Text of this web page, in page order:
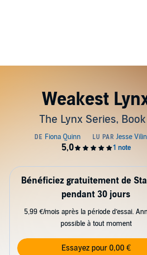
Weakest
The Lynx Series, Book
Bénéficiez gratuitement de
pendant 30 jours
5,99 €/mois après la période d’essai.
possible à tout moment
Essayez pour 0,00 €